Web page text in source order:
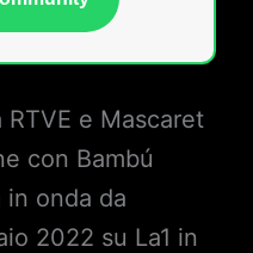
e Mascaret
con Bambú
in onda da
2022 su La1 in